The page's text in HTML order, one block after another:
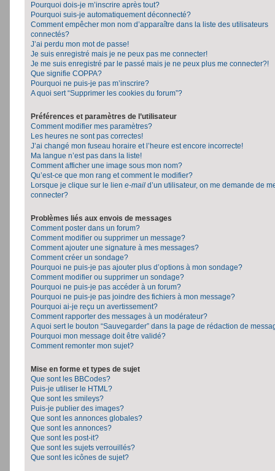
Pourquoi dois-je m’inscrire après tout?
Pourquoi suis-je automatiquement déconnecté?
Comment empêcher mon nom d’apparaître dans la liste des utilisateurs
connectés?
J’ai perdu mon mot de passe!
Je suis enregistré mais je ne peux pas me connecter!
Je me suis enregistré par le passé mais je ne peux plus me connecter?!
Que signifie COPPA?
Pourquoi ne puis-je pas m’inscrire?
A quoi sert “Supprimer les cookies du forum”?
Préférences et paramètres de l’utilisateur
Comment modifier mes paramètres?
Les heures ne sont pas correctes!
J’ai changé mon fuseau horaire et l’heure est encore incorrecte!
Ma langue n’est pas dans la liste!
Comment afficher une image sous mon nom?
Qu’est-ce que mon rang et comment le modifier?
Lorsque je clique sur le lien e-mail d’un utilisateur, on me demande de
connecter?
Problèmes liés aux envois de messages
Comment poster dans un forum?
Comment modifier ou supprimer un message?
Comment ajouter une signature à mes messages?
Comment créer un sondage?
Pourquoi ne puis-je pas ajouter plus d’options à mon sondage?
Comment modifier ou supprimer un sondage?
Pourquoi ne puis-je pas accéder à un forum?
Pourquoi ne puis-je pas joindre des fichiers à mon message?
Pourquoi ai-je reçu un avertissement?
Comment rapporter des messages à un modérateur?
A quoi sert le bouton “Sauvegarder” dans la page de rédaction de
Pourquoi mon message doit être validé?
Comment remonter mon sujet?
Mise en forme et types de sujet
Que sont les BBCodes?
Puis-je utiliser le HTML?
Que sont les smileys?
Puis-je publier des images?
Que sont les annonces globales?
Que sont les annonces?
Que sont les post-it?
Que sont les sujets verrouillés?
Que sont les icônes de sujet?